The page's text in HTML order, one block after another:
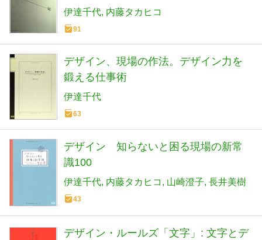
伊達千代 内藤タカヒコ
91
デザイン、現場の作法。デザイン力を
鍛える仕事術
伊達千代
63
デザイン 知らないと困る現場の新常
識100
伊達千代 内藤タカヒコ 山崎澄子 長井美樹
43
デザイン・ルールズ「文字」: 文字とデ